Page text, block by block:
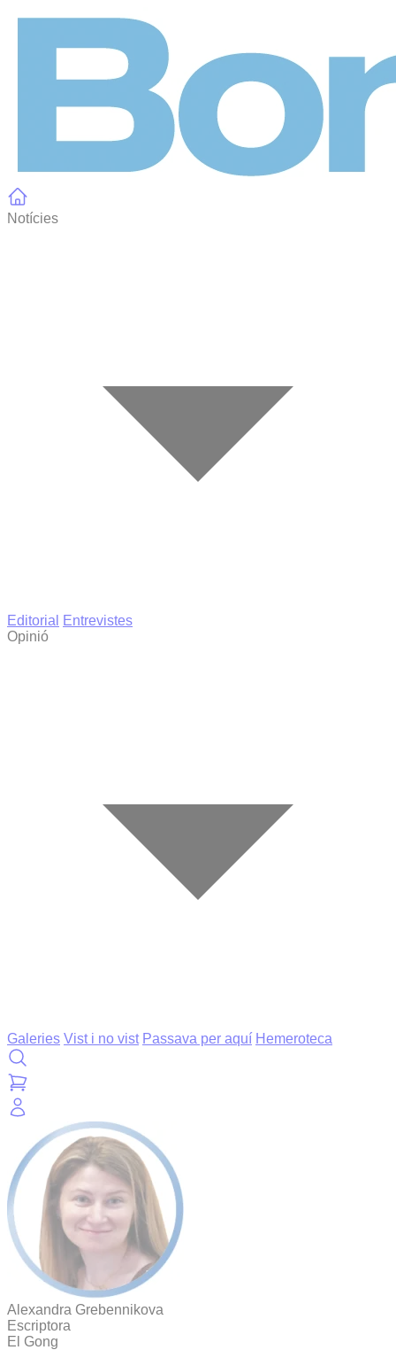
Notícies
Editorial
Entrevistes
Opinió
Galeries Vist i no vist Passava per aquí Hemeroteca
Alexandra Grebennikova
Escriptora
El Gong